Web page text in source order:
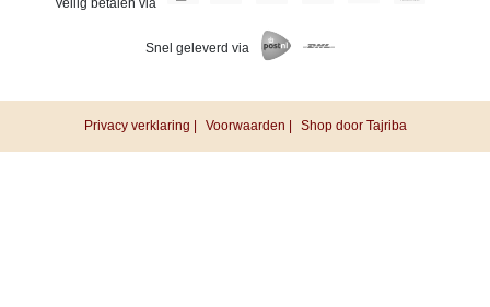
Veilig betalen via
Snel geleverd via
Privacy verklaring | Voorwaarden | Shop door Tajriba